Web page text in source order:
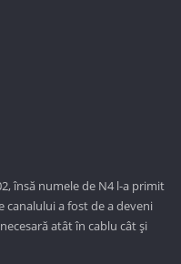
însă numele de N4 l-a primit
canalului a fost de a deveni
atât în cablu cât și